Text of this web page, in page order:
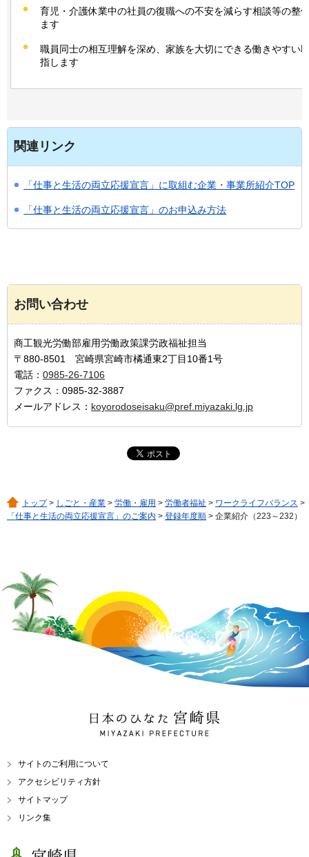
育児・介護休業中の社員の復職への不安を減らす相談等の整
ます
職員同士の相互理解を深め、家族を大切にできる働きやすい
指します
関連リンク
「仕事と生活の両立応援宣言」に取組む企業・事業所紹介TOP
「仕事と生活の両立応援宣言」のお申込み方法
お問い合わせ
商工観光労働部雇用労働政策課労政福祉担当
〒880-8501 宮崎県宮崎市橘通東2丁目10番1号
電話： 0985-26-7106
ファクス：0985-32-3887
メールアドレス： koyorodoseisaku@pref.miyazaki.lg.jp
トップ> しごと・産業 > 労働・雇用 > 労働者福祉 > ワークライフバランス >
「仕事と生活の両立応援宣言」のご案内 > 登録年度順 > 企業紹介（223～232）
日本のひなた 宮崎県
MIYAZAKI PREFECTURE
サイトのご利用について
アクセシビリティ方針
サイトマップ
リンク集
宮崎県